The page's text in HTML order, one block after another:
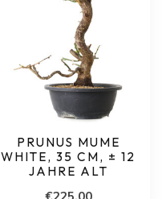
PRUNUS MUME
WHITE, 35 CM, ± 12
JAHRE ALT